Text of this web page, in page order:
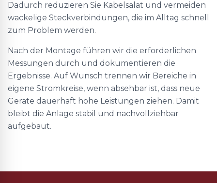
Dadurch reduzieren Sie Kabelsalat und vermeiden
wackelige Steckverbindungen, die im Alltag schnell
zum Problem werden.
Nach der Montage führen wir die erforderlichen
Messungen durch und dokumentieren die
Ergebnisse. Auf Wunsch trennen wir Bereiche in
eigene Stromkreise, wenn absehbar ist, dass neue
Geräte dauerhaft hohe Leistungen ziehen. Damit
bleibt die Anlage stabil und nachvollziehbar
aufgebaut.